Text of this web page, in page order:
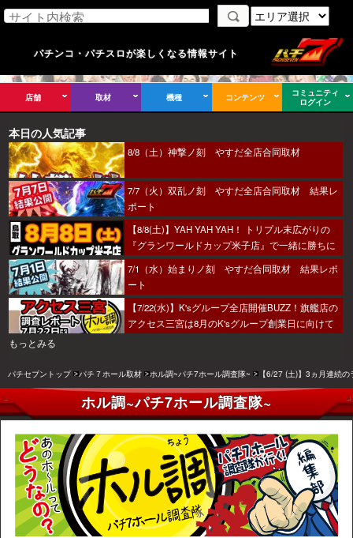
パチンコ・パチスロが楽しくなる情報サイト
店舗 取材 機種 コンテンツ
コミュニティ
ログイン
本日の人気記事
8/8（土）神撃ノ刻 やすだ全店合同取材
7/7（火）双乱ノ刻 やすだ全店合同取材 結果レ
ポート
【8/8(土)】YAH YAH YAH！ トリプル末広がりの
『グランワールドカップ米子店』で一緒に勝ちに
行こうか～！
7/1（水）始まりノ刻 やすだ合同取材 結果レポ
ート
【7/22(水)】K'sグループ全店開催BUZZ！旗艦店の
アクセス三宮は8月のK'sグループ創業日に向けて
もっとみる
パチセブントップ パチ７ホール取材 ホル調~パチ7ホール調査隊~ 【6/27 (土)】3ヵ月連続
ホル調~パチ7ホール調査隊~